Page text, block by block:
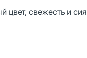
свежесть и